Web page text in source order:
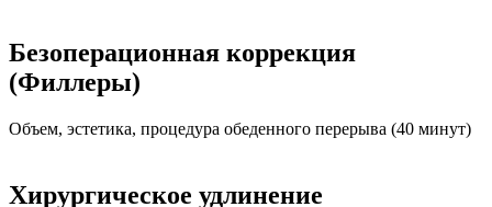
Безоперационная коррекция
(Филлеры)
Объем, эстетика, процедура обеденного перерыва (40 минут)
Хирургическое удлинение